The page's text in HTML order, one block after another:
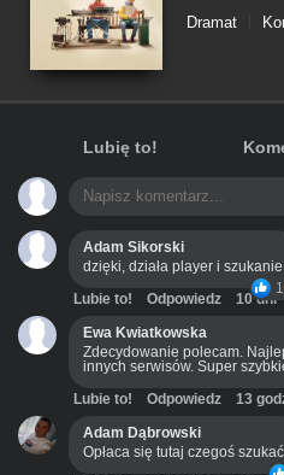
Dramat
Lubię to!
Adam Sikorski
dzięki, działa player i szukanie
Lubie to! Odpowiedz
10 dni
Ewa Kwiatkowska
Zdecydowanie polecam.
innych serwisów. Super
Lubie to! Odpowiedz
13
Adam Dąbrowski
Opłaca się tutaj czegoś